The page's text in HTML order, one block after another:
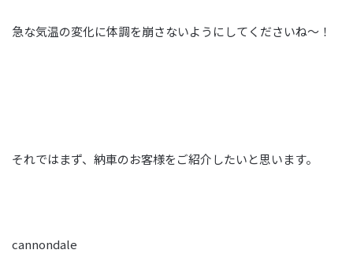
急な気温の変化に体調を崩さないようにしてくださいね～！
それではまず、納車のお客様をご紹介したいと思います。
cannondale